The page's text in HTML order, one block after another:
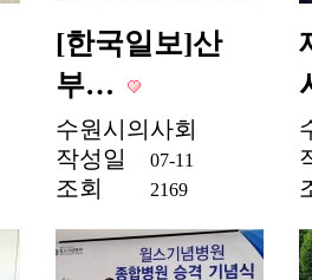
[한국일보]산
부…
수원시의사회
작성일
07-11
조회 2169